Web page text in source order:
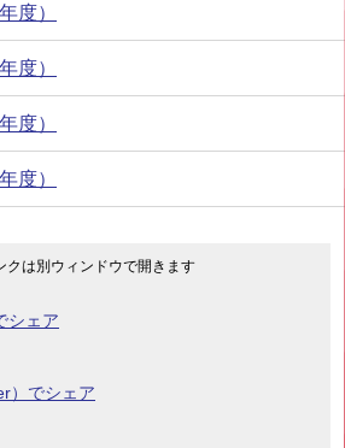
度）
度）
度）
度）
クは別ウィンドウで開きます
シェア
）でシェア